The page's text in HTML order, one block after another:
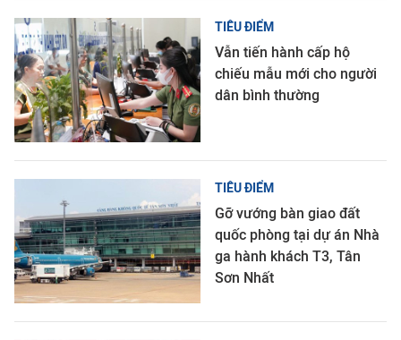
TIÊU ĐIỂM
Vẫn tiến hành cấp hộ
chiếu mẫu mới cho người
dân bình thường
TIÊU ĐIỂM
Gỡ vướng bàn giao đất
quốc phòng tại dự án Nhà
ga hành khách T3, Tân
Sơn Nhất